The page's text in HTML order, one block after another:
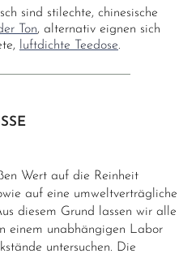
sind stilechte, chinesische
Ton, alternativ eignen sich
luftdichte Teedose.
Wert auf die Reinheit
auf eine umweltverträgliche
diesem Grund lassen wir alle
einem unabhängigen Labor
untersuchen. Die